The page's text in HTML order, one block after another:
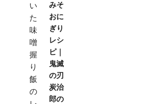
みそ
おに
ぎり
レシ
ピ｜
鬼滅
の刃
炭治
郎の